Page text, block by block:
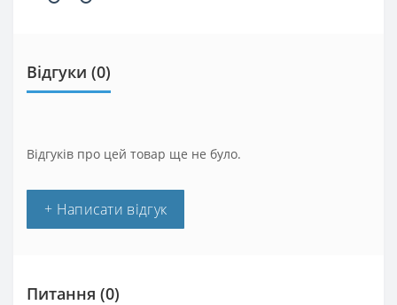
Відгуки (0)
Відгуків про цей товар ще не було.
+ Написати відгук
Питання (0)